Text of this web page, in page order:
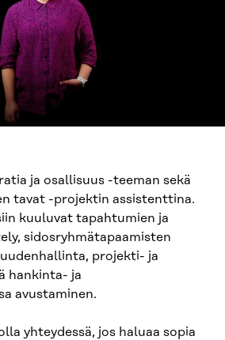
ja osallisuus -teeman sekä
tavat -projektin assistenttina.
kuuluvat tapahtumien ja
sidosryhmätapaamisten
projekti- ja
hankinta- ja
avustaminen.
yhteydessä, jos haluaa sopia